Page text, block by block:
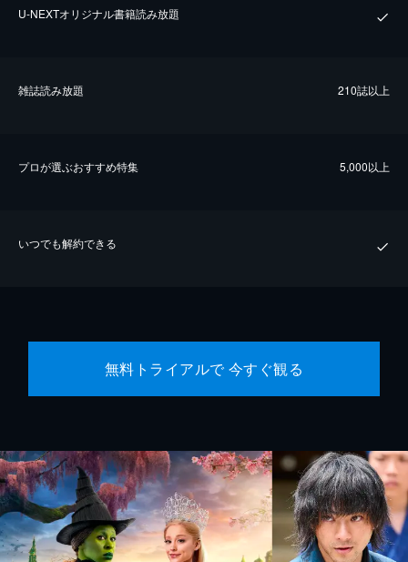
U-NEXTオリジナル書籍読み放題
雑誌読み放題 210誌以上
プロが選ぶおすすめ特集 5,000以上
いつでも解約できる
無料トライアルで 今すぐ観る